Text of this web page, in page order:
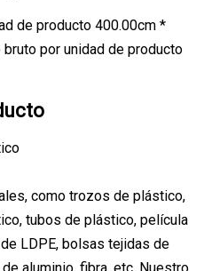
de producto 400.00cm *
por unidad de producto
como trozos de plástico,
tubos de plástico, película
LDPE, bolsas tejidas de